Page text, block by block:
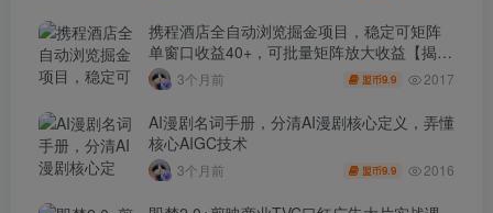
携程酒店全自动浏览掘金项目，稳定可矩阵
单窗口收益40+，可批量矩阵放大收益【揭
秘】3个月前 盟币9.9 2017
AI漫剧名词手册，分清AI漫剧核心定义，弄懂
核心AIGC技术
3个月前 盟币9.9 2016